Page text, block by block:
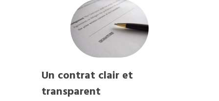
Un contrat clair et
transparent